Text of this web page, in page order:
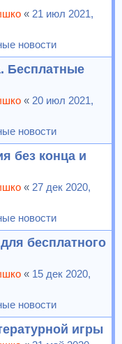
« 21 июл 2021,
новости
Бесплатные
« 20 июл 2021,
новости
без конца и
« 27 дек 2020,
новости
бесплатного
« 15 дек 2020,
новости
игры